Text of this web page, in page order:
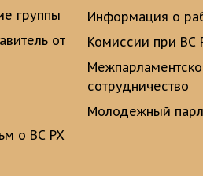
группы
от
о ВС РХ
Информация о
Комиссии при ВС
сотрудничество
Молодежный